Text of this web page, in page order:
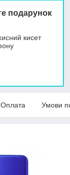
подарунок
кисет
Оплата Умови